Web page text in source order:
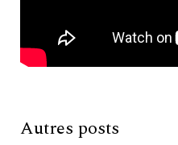
Autres posts